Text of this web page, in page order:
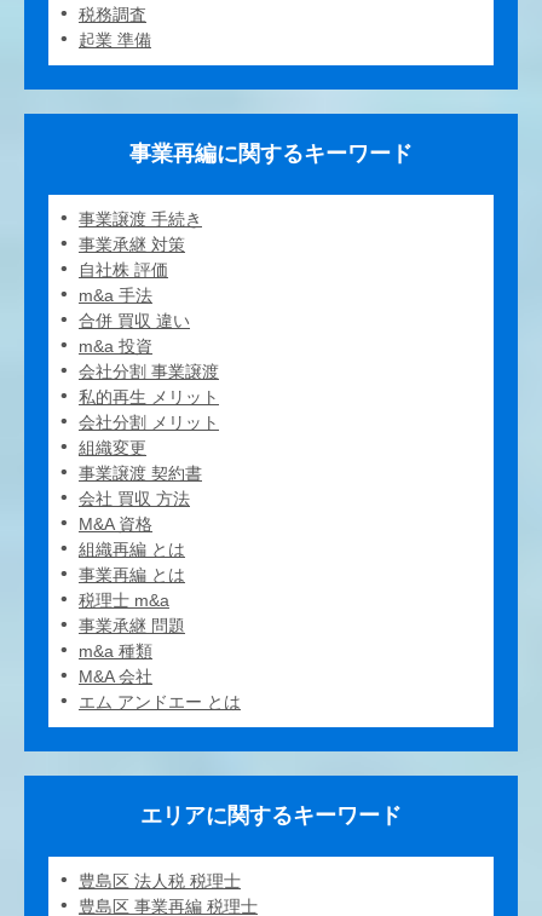
税務調査
起業 準備
事業再編に関するキーワード
事業譲渡 手続き
事業承継 対策
自社株 評価
m&a 手法
合併 買収 違い
m&a 投資
会社分割 事業譲渡
私的再生 メリット
会社分割 メリット
組織変更
事業譲渡 契約書
会社 買収 方法
M&A 資格
組織再編 とは
事業再編 とは
税理士 m&a
事業承継 問題
m&a 種類
M&A 会社
エム アンドエー とは
エリアに関するキーワード
豊島区 法人税 税理士
豊島区 事業再編 税理士